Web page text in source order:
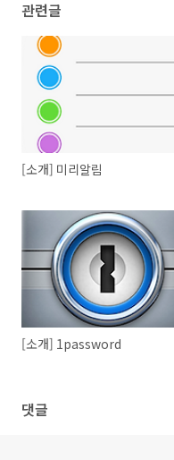
관련글
[소개] 미리알림
[소개] 1password
댓글